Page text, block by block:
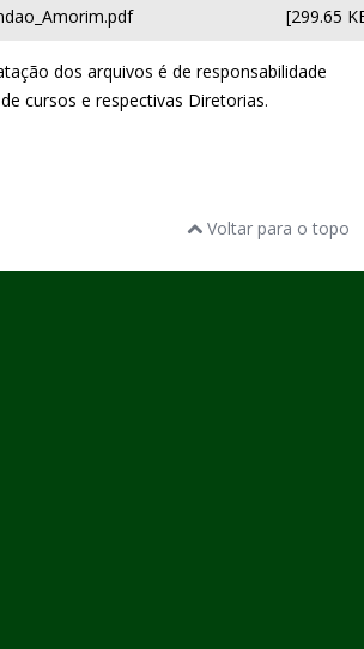
[299.65
dos arquivos é de responsabilidade
cursos e respectivas Diretorias.
Voltar para o topo